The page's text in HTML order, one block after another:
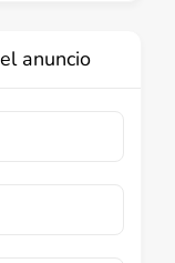
anuncio